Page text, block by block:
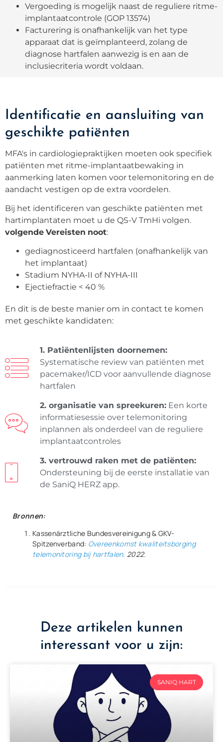
Vergoeding is mogelijk naast de reguliere ritme-
implantaatcontrole (GOP 13574)
Facturering is onafhankelijk van het type
apparaat dat is geïmplanteerd, zolang de
diagnose hartfalen aanwezig is en aan de
inclusiecriteria wordt voldaan.
Identificatie en aansluiting van
geschikte patiënten
MFA's in cardiologiepraktijken moeten ook specifiek
patiënten met ritme-implantaatbewaking in
aanmerking laten komen voor telemonitoring en de
aandacht vestigen op de extra voordelen.
Bij het identificeren van geschikte patiënten met
hartimplantaten moet u de QS-V TmHi volgen.
volgende Vereisten noot:
gediagnosticeerd hartfalen (onafhankelijk van
het implantaat)
Stadium NYHA-II of NYHA-III
Ejectiefractie < 40 %
En dit is de beste manier om in contact te komen
met geschikte kandidaten:
1. Patiëntenlijsten doornemen:
Systematische review van patiënten met
pacemaker/ICD voor aanvullende diagnose
hartfalen
2. organisatie van spreekuren: Een korte
informatiesessie over telemonitoring
inplannen als onderdeel van de reguliere
implantaatcontroles
3. vertrouwd raken met de patiënten:
Ondersteuning bij de eerste installatie van
de SaniQ HERZ app.
Bronnen:
Kassenärztliche Bundesvereinigung & GKV-
Spitzenverband: Overeenkomst kwaliteitsborging
telemonitoring bij hartfalen. 2022.
Deze artikelen kunnen
interessant voor u zijn:
SANIQ HART